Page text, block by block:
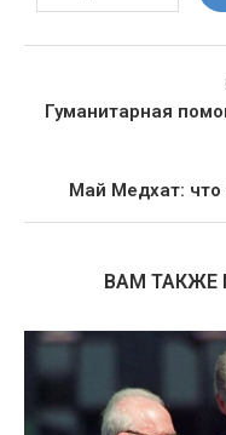
Гуманитарная
Май Медхат: что
ВАМ ТАКЖЕ